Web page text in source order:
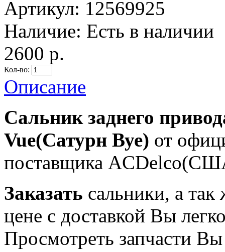
Артикул: 12569925
Наличие: Есть в наличии
2600 р.
Кол-во:
Описание
Сальник заднего
Vue(Сатурн Вуе) от
поставщика
Заказать сальники, а
цене с доставкой Вы
Просмотреть запчасти